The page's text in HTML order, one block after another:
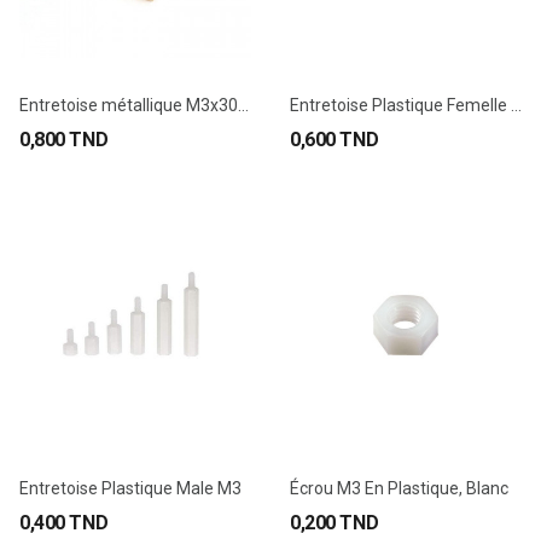
0,800 TND 0,600 TND
Entretoise Plastique Male M3
0,400 TND
Écrou M3 En Plastique, Blanc
0,200 TND